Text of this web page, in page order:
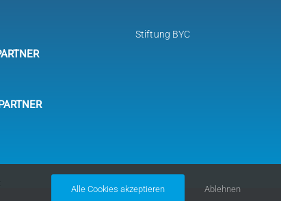
Stiftung BYC
Alle Cookies akzeptieren Ablehnen